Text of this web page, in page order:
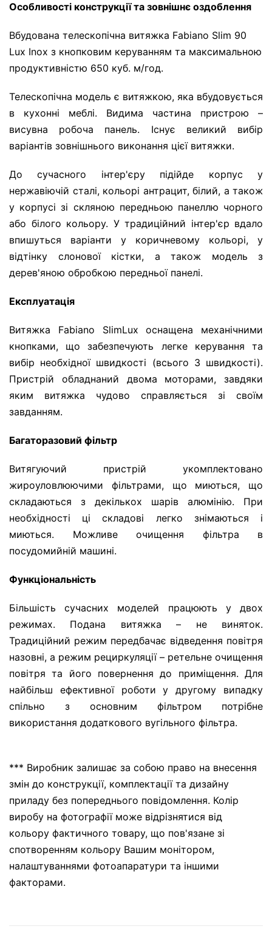
Особливості конструкції та зовнішнє оздоблення
Вбудована телескопічна витяжка Fabiano Slim 90
Lux Inox з кнопковим керуванням та максимальною
продуктивністю 650 куб. м/год.
Телескопічна модель є витяжкою, яка вбудовується
в кухонні меблі. Видима частина пристрою –
висувна робоча панель. Існує великий вибір
варіантів зовнішнього виконання цієї витяжки.
До сучасного інтер'єру підійде корпус у
нержавіючій сталі, кольорі антрацит, білий, а також
у корпусі зі скляною передньою панеллю чорного
або білого кольору. У традиційний інтер'єр вдало
впишуться варіанти у коричневому кольорі, у
відтінку слонової кістки, а також модель з
дерев'яною обробкою передньої панелі.
Експлуатація
Витяжка Fabiano SlimLux оснащена механічними
кнопками, що забезпечують легке керування та
вибір необхідної швидкості (всього 3 швидкості).
Пристрій обладнаний двома моторами, завдяки
яким витяжка чудово справляється зі своїм
завданням.
Багаторазовий фільтр
Витягуючий пристрій укомплектовано
жироуловлюючими фільтрами, що миються, що
складаються з декількох шарів алюмінію. При
необхідності ці складові легко знімаються і
миються. Можливе очищення фільтра в
посудомийній машині.
Функціональність
Більшість сучасних моделей працюють у двох
режимах. Подана витяжка – не виняток.
Традиційний режим передбачає відведення повітря
назовні, а режим рециркуляції – ретельне очищення
повітря та його повернення до приміщення. Для
найбільш ефективної роботи у другому випадку
спільно з основним фільтром потрібне
використання додаткового вугільного фільтра.
*** Виробник залишає за собою право на внесення
змін до конструкції, комплектації та дизайну
приладу без попереднього повідомлення. Колір
виробу на фотографії може відрізнятися від
кольору фактичного товару, що пов'язане зі
спотворенням кольору Вашим монітором,
налаштуваннями фотоапаратури та іншими
факторами.